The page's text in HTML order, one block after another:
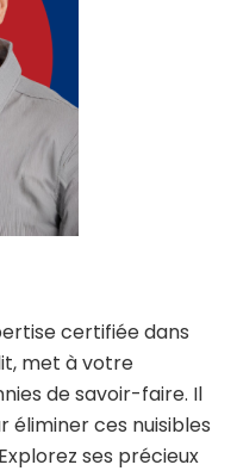
certifiée dans
met à votre
de savoir-faire. Il
éliminer ces nuisibles
ses précieux